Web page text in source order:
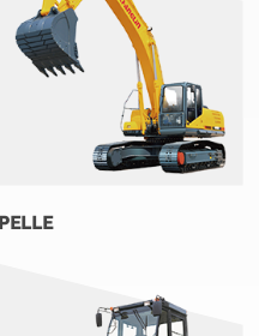
PELLE